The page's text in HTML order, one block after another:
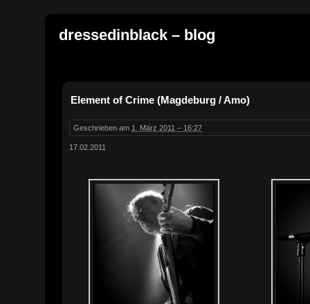
dressedinblack – blog
Element of Crime (Magdeburg / Amo)
Geschrieben am 1. März 2011 – 16:27
17.02.2011